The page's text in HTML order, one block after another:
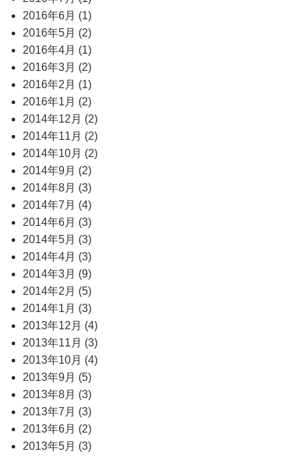
2016年6月 (1)
2016年5月 (2)
2016年4月 (1)
2016年3月 (2)
2016年2月 (1)
2016年1月 (2)
2014年12月 (2)
2014年11月 (2)
2014年10月 (2)
2014年9月 (2)
2014年8月 (3)
2014年7月 (4)
2014年6月 (3)
2014年5月 (3)
2014年4月 (3)
2014年3月 (9)
2014年2月 (5)
2014年1月 (3)
2013年12月 (4)
2013年11月 (3)
2013年10月 (4)
2013年9月 (5)
2013年8月 (3)
2013年7月 (3)
2013年6月 (2)
2013年5月 (3)